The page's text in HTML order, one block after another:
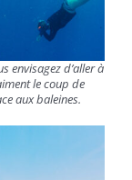
envisagez d’aller à
le coup de
aux baleines.